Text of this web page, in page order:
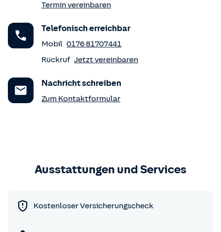
Termin vereinbaren
Telefonisch erreichbar
Mobil 0176 81707441
Rückruf Jetzt vereinbaren
Nachricht schreiben
Zum Kontaktformular
Ausstattungen und Services
Kostenloser Versicherungscheck